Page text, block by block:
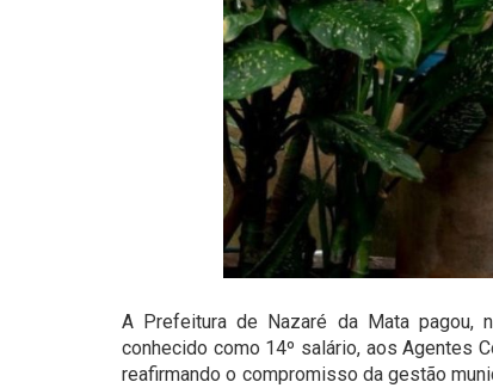
A Prefeitura de Nazaré da Mata pagou,
conhecido como 14º salário, aos Agentes
reafirmando o compromisso da gestão